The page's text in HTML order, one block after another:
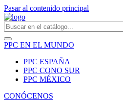
Pasar al contenido principal
PPC EN EL MUNDO
PPC ESPAÑA
PPC CONO SUR
PPC MÉXICO
CONÓCENOS